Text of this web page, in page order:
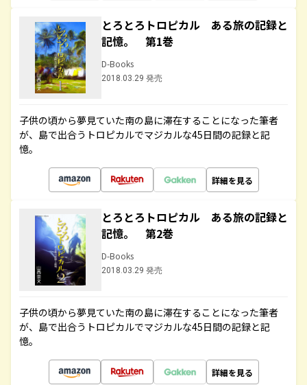
とろとろトロピカル ある旅の記録と
記憶。 第1巻
D-Books
2018.03.29 発売
子供の頃から夢見ていた南の島に滞在することになった筆者
が、島で出合うトロピカルでマジカルな45日間の記録と記
憶。
詳細を見る
とろとろトロピカル ある旅の記録と
記憶。 第2巻
D-Books
2018.03.29 発売
子供の頃から夢見ていた南の島に滞在することになった筆者
が、島で出合うトロピカルでマジカルな45日間の記録と記
憶。
詳細を見る